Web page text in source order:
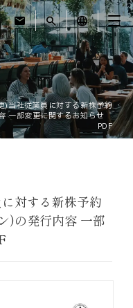
mail search language
)当社従業員に対する新株予約
一部変更に関するお知らせ
PDF
対する新株予約
)の発行内容 一部